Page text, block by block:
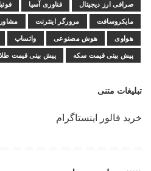
صرافی ارز دیجیتال فناوری آسیا
مایکروسافت مرورگر اینترنت
هواوی هوش مصنوعی واتساپ
پیش بینی قیمت سکه پیش بینی قیمت طلا
تبلیغات متنی
خرید فالور اینستاگرام